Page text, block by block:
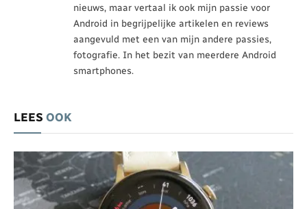
nieuws, maar vertaal ik ook mijn passie voor
Android in begrijpelijke artikelen en reviews
aangevuld met een van mijn andere passies,
fotografie. In het bezit van meerdere Android
smartphones.
LEES OOK